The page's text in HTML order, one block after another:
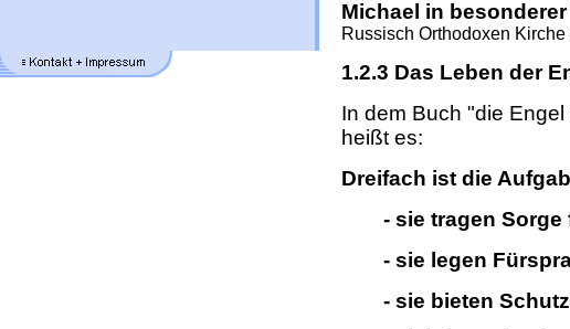
Michael in besonderer
Russisch Orthodoxen
1.2.3 Das Leben der
In dem Buch "die
heißt es:
Dreifach ist die
- sie tragen
- sie legen
- sie bieten